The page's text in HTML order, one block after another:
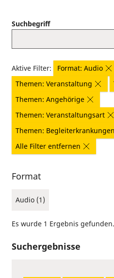
Suchbegriff
Aktive Filter:
Format: Audio
Themen: Veranstaltung
Themen: Angehörige
Themen: Veranstaltungsart
Themen: Begleiterkrankungen
Alle Filter entfernen
Format
Audio (1)
Es wurde 1 Ergebnis gefunden.
Suchergebnisse